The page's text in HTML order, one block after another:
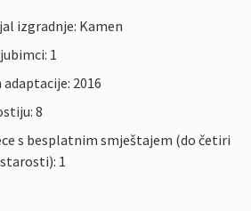
izgradnje: Kamen
1
adaptacije: 2016
8
s besplatnim smještajem (do četiri
1